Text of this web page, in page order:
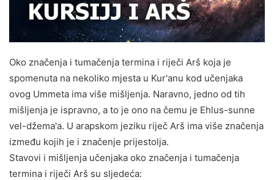
Oko značenja i tumačenja termina i riječi Arš koja je
spomenuta na nekoliko mjesta u Kur'anu kod učenjaka
ovog Ummeta ima više mišljenja. Naravno, jedno od tih
mišljenja je ispravno, a to je ono na čemu je Ehlus-sunne
vel-džema'a. U arapskom jeziku riječ Arš ima više značenja
između kojih je i značenje prijestolja.
Stavovi i mišljenja učenjaka oko značenja i tumačenja
termina i riječi Arš su sljedeća: